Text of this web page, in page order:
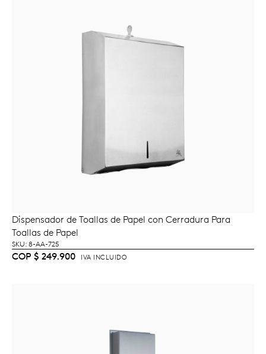
LEER MÁS
Dispensador de Toallas de Papel con Cerradura Para
Toallas de Papel
SKU: 8-AA-725
COP $ 249.900 IVA INCLUIDO